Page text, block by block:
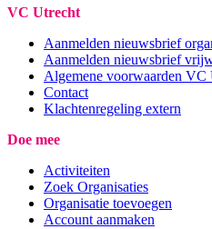
VC Utrecht
Aanmelden nieuwsbrief
Aanmelden nieuwsbrief
Algemene voorwaarden VC
Contact
Klachtenregeling extern
Doe mee
Activiteiten
Zoek Organisaties
Organisatie toevoegen
Account aanmaken